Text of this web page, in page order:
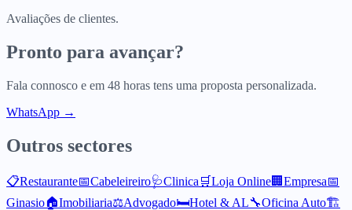
Avaliações de clientes.
Pronto para avançar?
Fala connosco e em 48 horas tens uma proposta personalizada.
WhatsApp →
Outros sectores
📋Restaurante📅Cabeleireiro🩺Clinica 🛒Loja Online🏢 Empresa📅
Ginasio🏠Imobiliaria⚖️Advogado🛏️Hotel & AL🔧Oficina Auto🏗️